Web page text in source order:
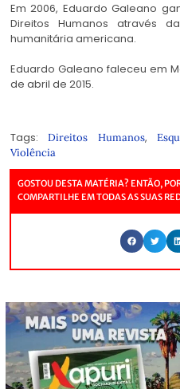
Em 2006, Eduardo Galeano
Direitos Humanos através
humanitária americana.
Eduardo Galeano faleceu em
de abril de 2015.
Tags:Direitos Humanos,
Violência
GOSTOU DESTA MATÉRIA? ENTÃO,
COMPARTILHE EM TODAS AS SUAS